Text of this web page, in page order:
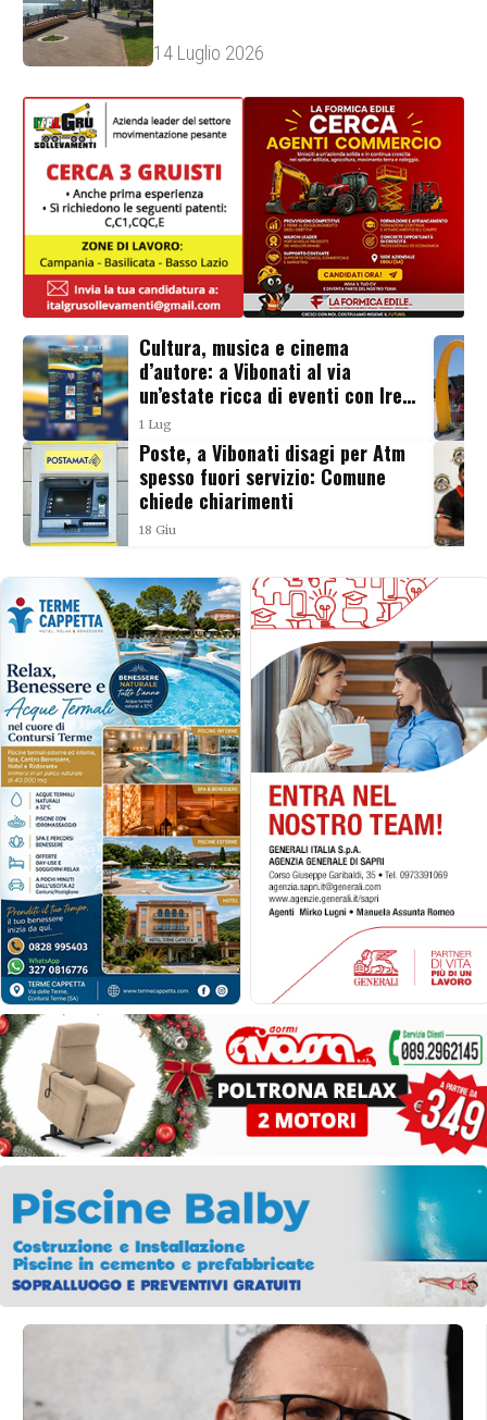
14 Luglio 2026
Cultura, musica e cinema
d’autore: a Vibonati al via
un’estate ricca di eventi con Irene
Grandi, Enzo Avitabile e il
Villammare Film Festival
1 Lug
Poste, a Vibonati disagi per Atm
spesso fuori servizio: Comune
chiede chiarimenti
18 Giu